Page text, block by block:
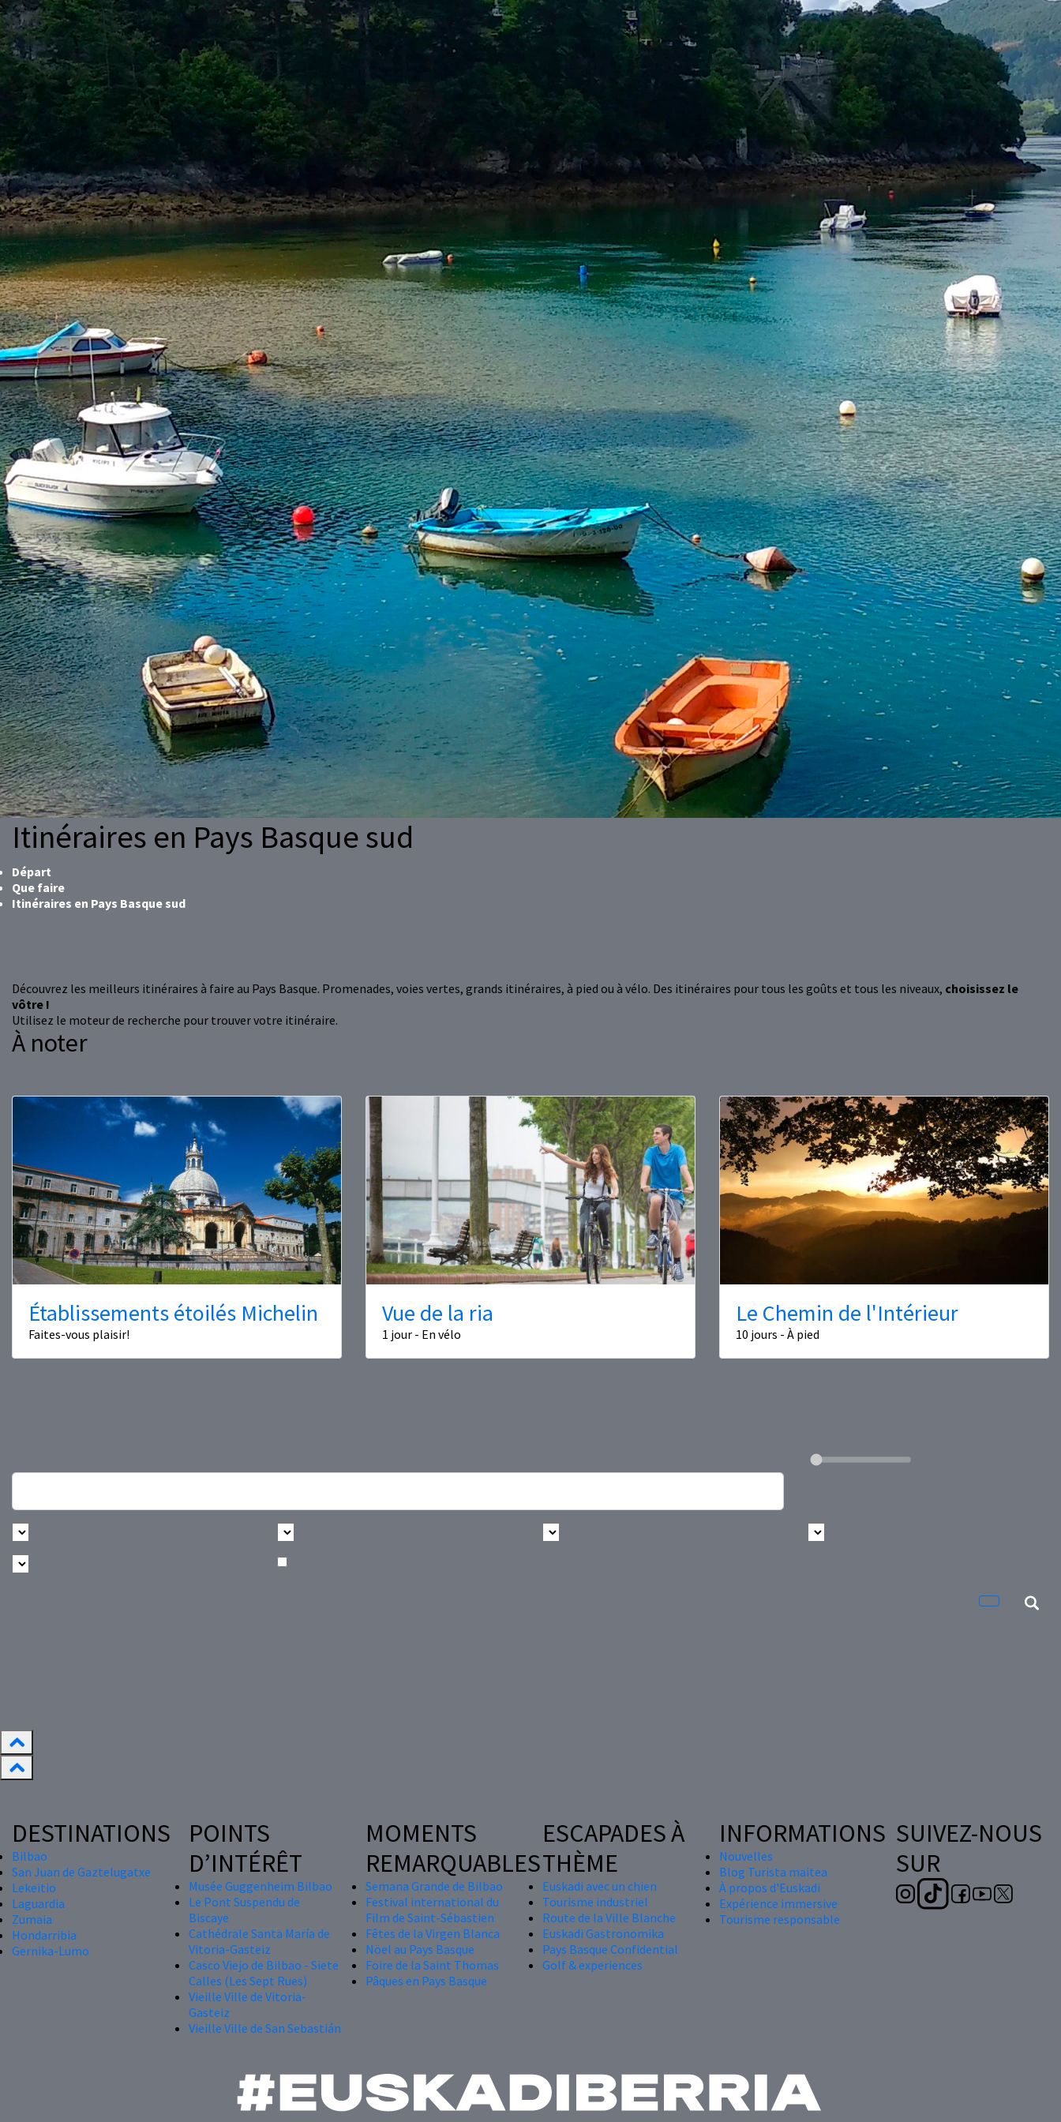
Itinéraires en Pays Basque sud
Départ
Que faire
Itinéraires en Pays Basque sud
Découvrez les meilleurs itinéraires à faire au Pays Basque. Promenades, voies vertes, grands itinéraires, à pied ou à vélo. Des itinéraires pour tous les goûts et tous les niveaux, choisissez le
vôtre !
Utilisez le moteur de recherche pour trouver votre itinéraire.
À noter
Établissements étoilés Michelin
Faites-vous plaisir!
Vue de la ria
1 jour - En vélo
Le Chemin de l'Intérieur
10 jours - À pied
DESTINATIONS
Bilbao
San Juan de Gaztelugatxe
Lekeitio
Laguardia
Zumaia
Hondarribia
Gernika-Lumo
POINTS
D’INTÉRÊT
Musée Guggenheim Bilbao
Le Pont Suspendu de
Biscaye
Cathédrale Santa María de
Vitoria-Gasteiz
Casco Viejo de Bilbao - Siete
Calles (Les Sept Rues)
Vieille Ville de Vitoria-
Gasteiz
Vieille Ville de San Sebastián
MOMENTS
REMARQUABLES
Semana Grande de Bilbao
Festival international du
Film de Saint-Sébastien
Fêtes de la Virgen Blanca
Nöel au Pays Basque
Foire de la Saint Thomas
Pâques en Pays Basque
ESCAPADES À
THÈME
Euskadi avec un chien
Tourisme industriel
Route de la Ville Blanche
Euskadi Gastronomika
Pays Basque Confidential
Golf & experiences
INFORMATIONS
Nouvelles
Blog Turista maitea
À propos d'Euskadi
Expérience immersive
Tourisme responsable
SUIVEZ-NOUS
SUR